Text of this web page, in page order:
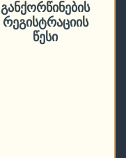
განქორწინების
რეგისტრაციის
წესი